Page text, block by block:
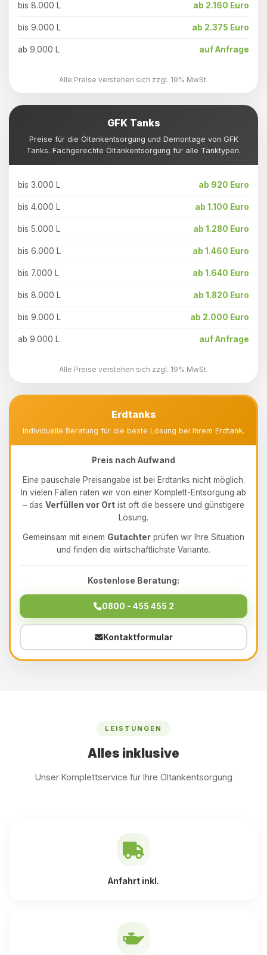
bis 8.000 L ab 2.160 Euro
bis 9.000 L ab 2.375 Euro
ab 9.000 L auf Anfrage
Alle Preise verstehen sich zzgl. 19% MwSt.
GFK Tanks
Preise für die Öltankentsorgung und Demontage von GFK
Tanks. Fachgerechte Öltankentsorgung für alle Tanktypen.
bis 3.000 L ab 920 Euro
bis 4.000 L ab 1.100 Euro
bis 5.000 L ab 1.280 Euro
bis 6.000 L ab 1.460 Euro
bis 7.000 L ab 1.640 Euro
bis 8.000 L ab 1.820 Euro
bis 9.000 L ab 2.000 Euro
ab 9.000 L auf Anfrage
Alle Preise verstehen sich zzgl. 19% MwSt.
Erdtanks
Individuelle Beratung für die beste Lösung bei Ihrem Erdtank.
Preis nach Aufwand
Eine pauschale Preisangabe ist bei Erdtanks nicht möglich.
In vielen Fällen raten wir von einer Komplett-Entsorgung ab
– das Verfüllen vor Ort ist oft die bessere und günstigere
Lösung.
Gemeinsam mit einem Gutachter prüfen wir Ihre Situation
und finden die wirtschaftlichste Variante.
Kostenlose Beratung:
0800 - 455 455 2
Kontaktformular
LEISTUNGEN
Alles inklusive
Unser Komplettservice für Ihre Öltankentsorgung
Anfahrt inkl.